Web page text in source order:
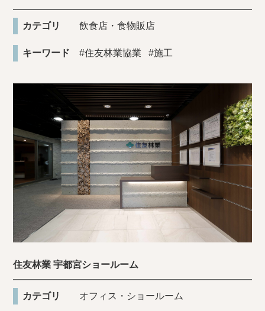
カテゴリ 飲食店・食物販店
キーワード #住友林業協業 #施工
住友林業 宇都宮ショールーム
カテゴリ オフィス・ショールーム